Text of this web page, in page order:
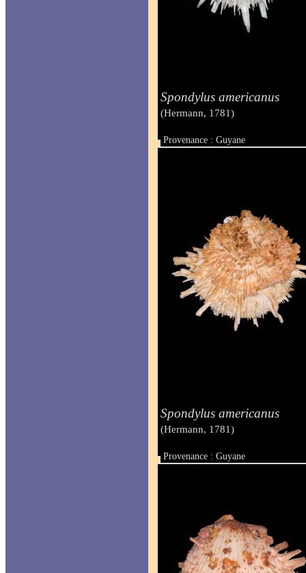
Spondylus americanus
(Hermann, 1781)
Provenance : Guyane
Taille : 245 mm
Spondylus americanus
(Hermann, 1781)
Provenance : Guyane
Taille : 260 mm